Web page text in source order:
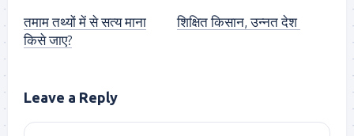
तमाम तथ्यों में से सत्य माना
किसे जाए?
शिक्षित किसान, उन्नत देश
Leave a Reply